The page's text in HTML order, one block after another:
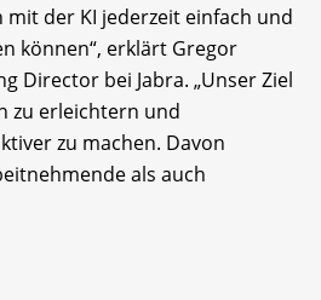
mit der KI jederzeit einfach und
können“, erklärt Gregor
Director bei Jabra. „Unser Ziel
zu erleichtern und
zu machen. Davon
als auch